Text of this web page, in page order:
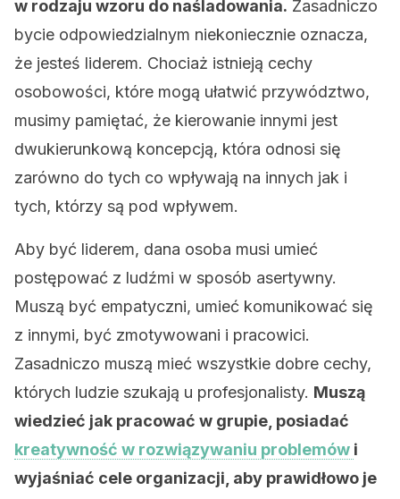
w rodzaju wzoru do naśladowania. Zasadniczo
bycie odpowiedzialnym niekoniecznie oznacza,
że ​​jesteś liderem. Chociaż istnieją cechy
osobowości, które mogą ułatwić przywództwo,
musimy pamiętać, że kierowanie innymi jest
dwukierunkową koncepcją, która odnosi się
zarówno do tych co wpływają na innych jak i
tych, którzy są pod wpływem.
Aby być liderem, dana osoba musi umieć
postępować z ludźmi w sposób asertywny.
Muszą być empatyczni, umieć komunikować się
z innymi, być zmotywowani i pracowici.
Zasadniczo muszą mieć wszystkie dobre cechy,
których ludzie szukają u profesjonalisty. Muszą
wiedzieć jak pracować w grupie, posiadać
kreatywność w rozwiązywaniu problemów i
wyjaśniać cele organizacji, aby prawidłowo je